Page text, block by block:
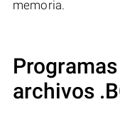
memoria.
archivos